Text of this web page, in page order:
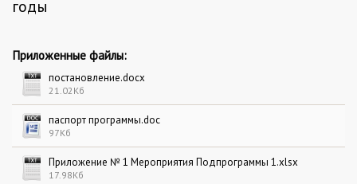
годы
Приложенные файлы:
постановление.docx
21.02Кб
паспорт программы.doc
97Кб
Приложение № 1 Мероприятия Подпрограммы 1.xlsx
17.98Кб